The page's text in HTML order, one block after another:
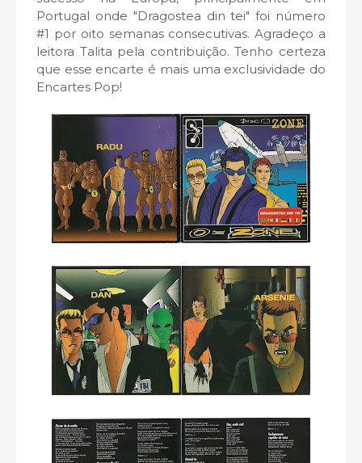
Portugal onde "Dragostea din tei" foi número
#1 por oito semanas consecutivas. Agradeço a
leitora Talita pela contribuição. Tenho certeza
que esse encarte é mais uma exclusividade do
Encartes Pop!